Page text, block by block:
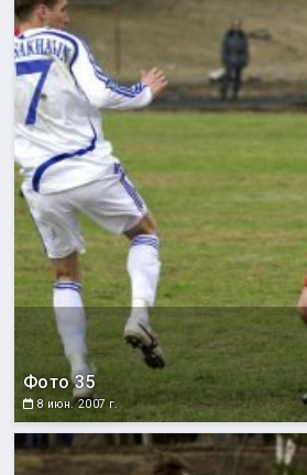
Фото 35
8 июн. 2007 г.